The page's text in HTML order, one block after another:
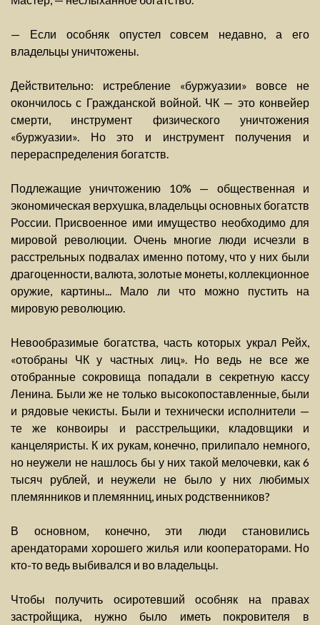
— Если особняк опустел совсем недавно, а его
владельцы уничтожены.
Действительно: истребление «буржуазии» вовсе не
окончилось с Гражданской войной. ЧК — это конвейер
смерти, инструмент физического уничтожения
«буржуазии». Но это и инструмент получения и
перераспределения богатств.
Подлежащие уничтожению 10% — общественная и
экономическая верхушка, владельцы основных богатств
России. Присвоенное ими имущество необходимо для
мировой революции. Очень многие люди исчезли в
расстрельных подвалах именно потому, что у них были
драгоценности, валюта, золотые монеты, коллекционное
оружие, картины... Мало ли что можно пустить на
мировую революцию.
Невообразимые богатства, часть которых украл Рейх,
«отобраны ЧК у частных лиц». Но ведь не все же
отобранные сокровища попадали в секретную кассу
Ленина. Были же не только высокопоставленные, были
и рядовые чекисты. Были и технически исполнители —
те же конвоиры и расстрельщики, кладовщики и
канцеляристы. К их рукам, конечно, прилипало немного,
но неужели не нашлось бы у них такой мелочевки, как 6
тысяч рублей, и неужели не было у них любимых
племянников и племянниц, иных родственников?
В основном, конечно, эти люди становились
арендаторами хорошего жилья или кооператорами. Но
кто-то ведь выбивался и во владельцы.
Чтобы получить осиротевший особняк на правах
застройщика, нужно было иметь покровителя в